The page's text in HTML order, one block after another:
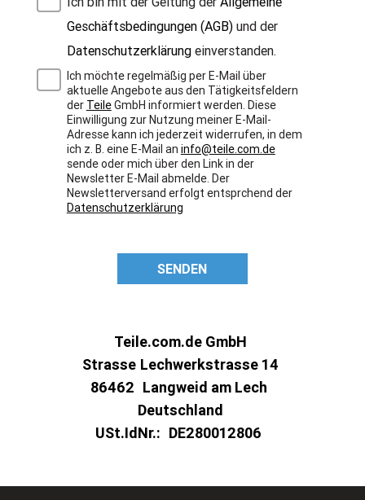
Geschäftsbedingungen (AGB)und der
Datenschutzerklärungeinverstanden.
Ich möchte regelmäßig per E-Mail über
aktuelle Angebote aus den Tätigkeitsfeldern
der TeileGmbH informiert werden. Diese
Einwilligung zur Nutzung meiner E-Mail-
Adresse kann ich jederzeit widerrufen, in dem
ich z. B. eine E-Mail an info@teile.com.de
sende oder mich über den Link in der
Newsletter E-Mail abmelde. Der
Newsletterversand erfolgt entsprchend der
Datenschutzerklärung
SENDEN
Teile.com.de GmbH
Strasse Lechwerkstrasse 14
86462 Langweid am Lech
Deutschland
USt.IdNr.: DE280012806